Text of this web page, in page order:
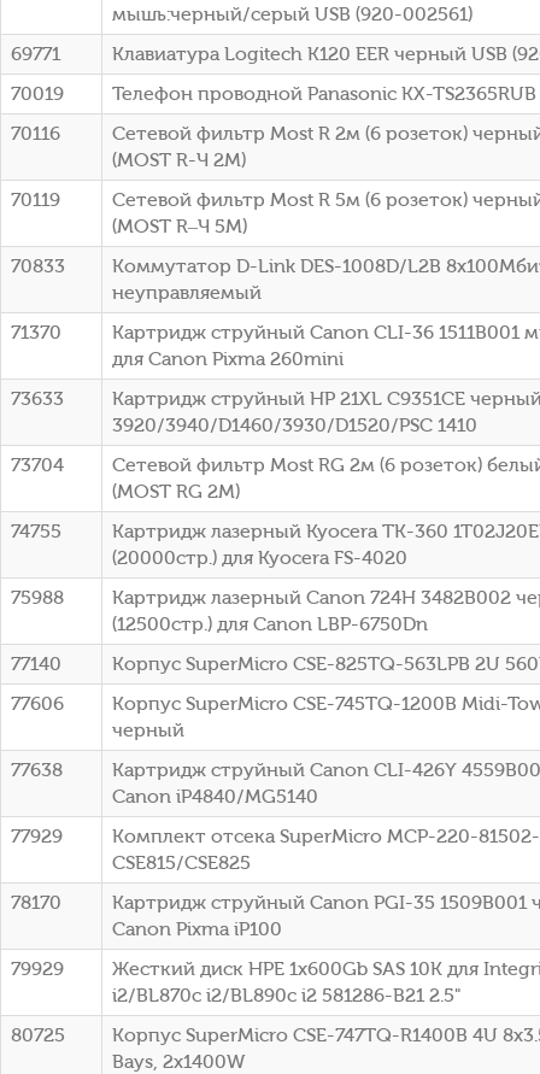
мышь:черный/серый USB (920-002561)
69771
Клавиатура Logitech K120 EER черный USB
70019
Телефон проводной Panasonic KX-
70116
Сетевой фильтр Most R 2м (6 розеток)
(МОSТ R-Ч 2М)
70119
Сетевой фильтр Most R 5м (6 розеток)
(МОSТ R–Ч 5М)
70833
Коммутатор D-Link DES-1008D/L2B
неуправляемый
71370
Картридж струйный Canon CLI-36 1511B001
для Canon Pixma 260mini
73633
Картридж струйный HP 21XL C9351CE
3920/3940/D1460/3930/D1520/PSC 1410
73704
Сетевой фильтр Most RG 2м (6 розеток)
(МОSТ RG 2М)
74755
Картридж лазерный Kyocera TK-360
(20000стр.) для Kyocera FS-4020
75988
Картридж лазерный Canon 724H 3482B002
(12500стр.) для Canon LBP-6750Dn
77140
Корпус SuperMicro CSE-825TQ-563LPB 2U
77606
Корпус SuperMicro CSE-745TQ-1200B Midi-
черный
77638
Картридж струйный Canon CLI-426Y
Canon iP4840/MG5140
77929
Комплект отсека SuperMicro MCP-220-
CSE815/CSE825
78170
Картридж струйный Canon PGI-35 1509B001
Canon Pixma iP100
79929
Жесткий диск HPE 1x600Gb SAS 10K для
i2/BL870c i2/BL890c i2 581286-B21 2.5"
80725
Корпус SuperMicro CSE-747TQ-R1400B 4U
Bays, 2x1400W